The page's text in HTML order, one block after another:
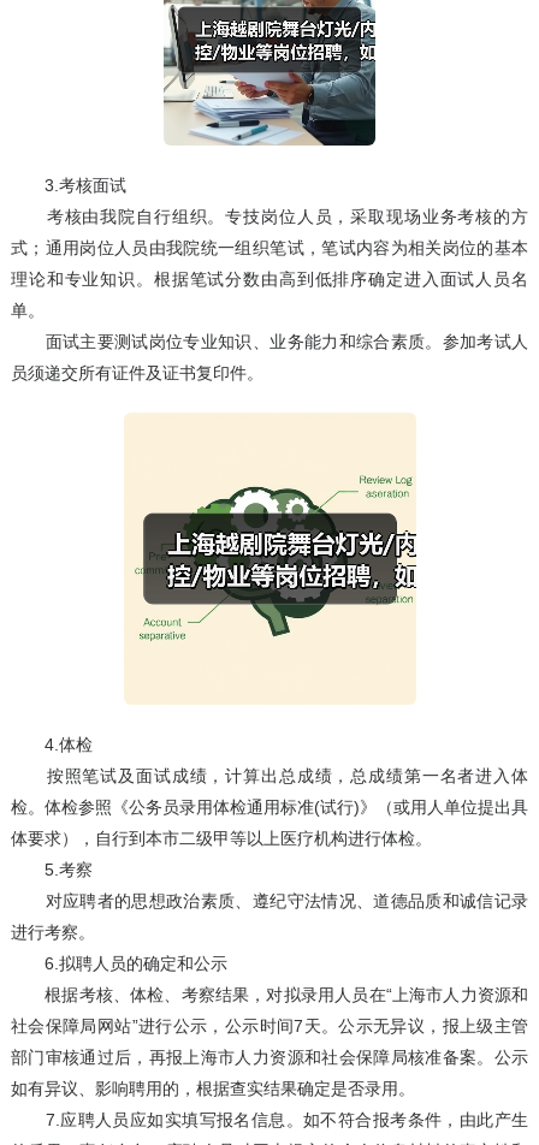
3.考核面试
考核由我院自行组织。专技岗位人员，采取现场业务考核的方
式；通用岗位人员由我院统一组织笔试，笔试内容为相关岗位的基本
理论和专业知识。根据笔试分数由高到低排序确定进入面试人员名
单。
面试主要测试岗位专业知识、业务能力和综合素质。参加考试人
员须递交所有证件及证书复印件。
4.体检
按照笔试及面试成绩，计算出总成绩，总成绩第一名者进入体
检。体检参照《公务员录用体检通用标准(试行)》（或用人单位提出具
体要求），自行到本市二级甲等以上医疗机构进行体检。
5.考察
对应聘者的思想政治素质、遵纪守法情况、道德品质和诚信记录
进行考察。
6.拟聘人员的确定和公示
根据考核、体检、考察结果，对拟录用人员在“上海市人力资源和
社会保障局网站”进行公示，公示时间7天。公示无异议，报上级主管
部门审核通过后，再报上海市人力资源和社会保障局核准备案。公示
如有异议、影响聘用的，根据查实结果确定是否录用。
7.应聘人员应如实填写报名信息。如不符合报考条件，由此产生